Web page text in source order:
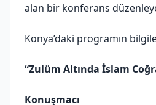
alan bir konferans
Konya’daki programın
“Zulüm Altında İslam
Konuşmacı